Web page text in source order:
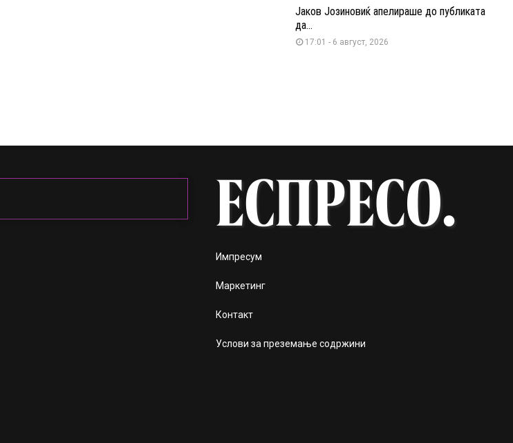
Јаков Јозиновиќ апелираше до публиката
да...
17:01 - 6 август, 2026
Импресум
Маркетинг
Контакт
Услови за преземање содржини